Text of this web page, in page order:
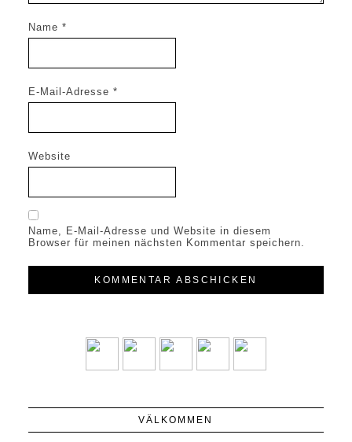
Name *
E-Mail-Adresse *
Website
Name, E-Mail-Adresse und Website in diesem
Browser für meinen nächsten Kommentar speichern.
VÄLKOMMEN